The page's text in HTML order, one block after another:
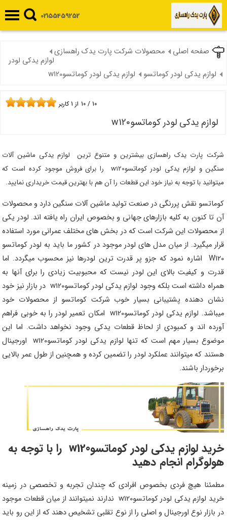
02155459252
صفحه اصلی محصولات شرکت پارت یدک راهسازی
لوازم یدکی لودر
لوازم یدکی لودر کوماتسو
لوازم یدکی لودر کوماتسوw120
لوازم یدکی لودر کوماتسوw120
10 / 10 از 1کاربر
شرکت پارت یدک راهسازی بیشترین و متنوع ترین لوازم یدکی ماشین آلات
سنگین و لوازم یدکی لودر کوماتسوw120 را برای فروش موجود کرده است که
میتوانید با توجه به نیاز خود این قطعات را آن هم با بهترین قیمت خریداری نمایید.
کوماتسو نقش پررنگی در صنعت تولید ماشین آلات سنگین دارد و محصولات
آن تا کنون به کلیه بازارهای جهانی و بخصوص ایران راه یافته اند. لودر یکی
از محصولات این شرکت است که در بخش های مختلف عمرانی مورد استفاده
قرار میگیرد. از میان مدل های لودر موجود در کشور ما باید به لودر کوماتسو
W120 اشاره نمود که جزو پر قدرت ترین لودرها نیز محسوب میگردد. اما
قدرت و کیفیت بالای این لودر نیست که محبوبیت زیادی را برای آنها به
همراه داشته است بلکه وجود لوازم یدکی لودر کوماتسوw120 در بازار نیز خود
نشان دهنده پشتیبانی بسیار خوب شرکت کوماتسو از محصولات خود
میباشد. لوازم یدکی لودر کوماتسوw120 امکان تعمیر لودر را به خوبی فراهم
آورده اند و کمبودی از لحاظ قطعات یدکی وجود نخواهد داشت. اما این
موضوع بسیار مهم است که تنها لوازم یدکی لودر کوماتسوw120 اورجینال
هستند که میتوانند عملکرد لودر را تضمین کرده و همچنین از طول عمر بالایی
برخوردار باشند.
خرید لوازم یدکی لودر کوماتسوw120 را با توجه به
هولوگرام انجام دهید
مطمئنا هیچ فردی بخصوص افرادی که چندان تجربه و تخصصی در زمینه
خرید لوازم یدکی لودر کوماتسوw120 ندارند نمیتوانند از میان قطعات موجود
در بازار نوع اورجینال و اصلی را از نوع تقلبی تشخیص دهند که از این رو باید